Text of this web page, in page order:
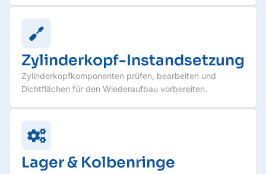
Zylinderkopf-Instandsetzung
Zylinderkopfkomponenten prüfen, bearbeiten und
Dichtflächen für den Wiederaufbau vorbereiten.
Lager & Kolbenringe